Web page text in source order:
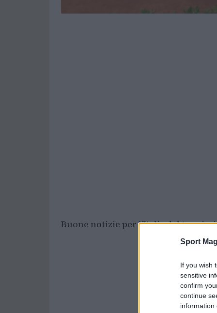
Sport
If you wish
sensitive
confirm
continue
information
Buone notizie per l’Italia del